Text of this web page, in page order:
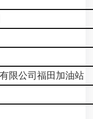
限公司福田加油站